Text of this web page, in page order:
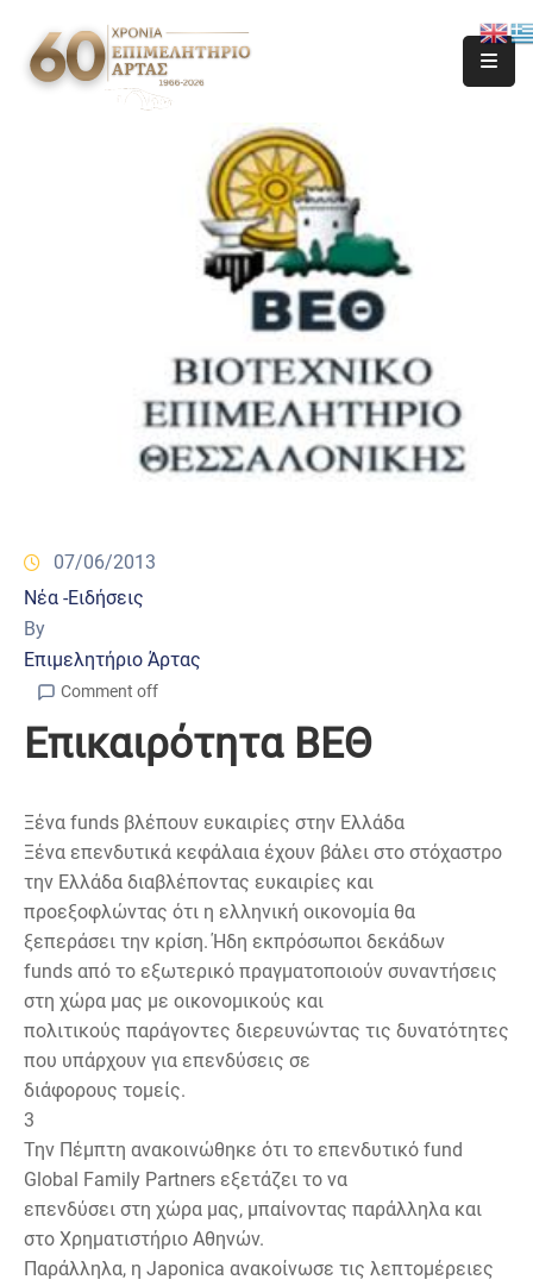
07/06/2013
Νέα -Ειδήσεις
By
Επιμελητήριο Άρτας
Comment off
Επικαιρότητα ΒΕΘ
Ξένα funds βλέπουν ευκαιρίες στην Ελλάδα
Ξένα επενδυτικά κεφάλαια έχουν βάλει στο στόχαστρο
την Ελλάδα διαβλέποντας ευκαιρίες και
προεξοφλώντας ότι η ελληνική οικονομία θα
ξεπεράσει την κρίση. Ήδη εκπρόσωποι δεκάδων
funds από το εξωτερικό πραγματοποιούν συναντήσεις
στη χώρα μας με οικονομικούς και
πολιτικούς παράγοντες διερευνώντας τις δυνατότητες
που υπάρχουν για επενδύσεις σε
διάφορους τομείς.
3
Την Πέμπτη ανακοινώθηκε ότι το επενδυτικό fund
Global Family Partners εξετάζει το να
επενδύσει στη χώρα μας, μπαίνοντας παράλληλα και
στο Χρηματιστήριο Αθηνών.
Παράλληλα, η Japonica ανακοίνωσε τις λεπτομέρειες